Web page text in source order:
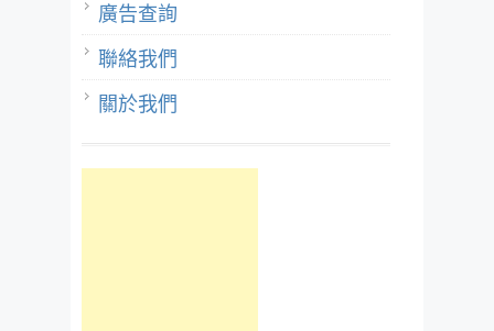
廣告查詢
聯絡我們
關於我們